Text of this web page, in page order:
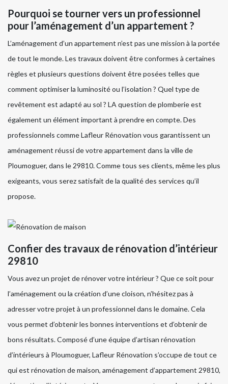
Pourquoi se tourner vers un professionnel
pour l’aménagement d’un appartement ?
L’aménagement d’un appartement n’est pas une mission à la portée
de tout le monde. Les travaux doivent être conformes à certaines
règles et plusieurs questions doivent être posées telles que
comment optimiser la luminosité ou l’isolation ? Quel type de
revêtement est adapté au sol ? LA question de plomberie est
également un élément important à prendre en compte. Des
professionnels comme Lafleur Rénovation vous garantissent un
aménagement réussi de votre appartement dans la ville de
Ploumoguer, dans le 29810. Comme tous ses clients, même les plus
exigeants, vous serez satisfait de la qualité des services qu’il
propose.
Confier des travaux de rénovation d’intérieur
29810
Vous avez un projet de rénover votre intérieur ? Que ce soit pour
l’aménagement ou la création d’une cloison, n’hésitez pas à
adresser votre projet à un professionnel dans le domaine. Cela
vous permet d’obtenir les bonnes interventions et d’obtenir de
bons résultats. Composé d’une équipe d’artisan rénovation
d’intérieurs à Ploumoguer, Lafleur Rénovation s’occupe de tout ce
qui est rénovation de maison, aménagement d’appartement 29810,